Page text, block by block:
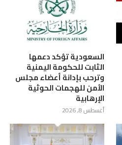
السعودية تؤكد دعمها
الثابت للحكومة اليمنية
وترحب بإدانة أعضاء مجلس
الأمن للهجمات الحوثية
الإرهابية
أغسطس 8, 2026